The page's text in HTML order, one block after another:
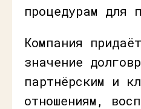
процедурам для
Компания
значение
партнёрским и
отношениям,